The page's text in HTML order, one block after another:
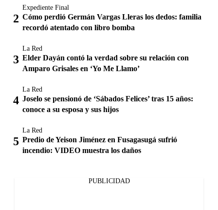
Expediente Final
Cómo perdió Germán Vargas Lleras los dedos: familia
recordó atentado con libro bomba
La Red
Elder Dayán contó la verdad sobre su relación con
Amparo Grisales en ‘Yo Me Llamo’
La Red
Joselo se pensionó de ‘Sábados Felices’ tras 15 años:
conoce a su esposa y sus hijos
La Red
Predio de Yeison Jiménez en Fusagasugá sufrió
incendio: VIDEO muestra los daños
PUBLICIDAD